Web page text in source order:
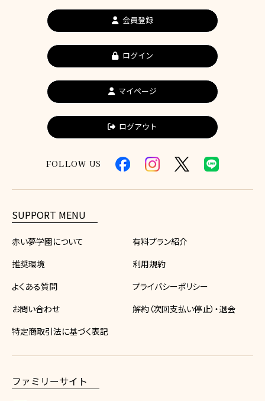
会員登録
ログイン
マイページ
ログアウト
FOLLOW US
SUPPORT MENU
赤い夢学園について
有料プラン紹介
推奨環境
利用規約
よくある質問
プライバシーポリシー
お問い合わせ
解約（次回支払い停止）・退会
特定商取引法に基づく表記
ファミリーサイト